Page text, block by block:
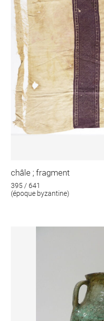
châle ; fragment
395 / 641
(époque byzantine)